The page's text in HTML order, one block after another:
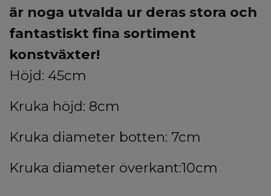
är noga utvalda ur deras stora och
fantastiskt fina sortiment
konstväxter!
Höjd: 45cm
Kruka höjd: 8cm
Kruka diameter botten: 7cm
Kruka diameter överkant:10cm